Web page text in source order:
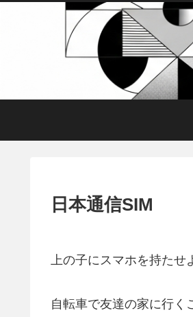
日本通信SIM
上の子にスマホを持たせ
自転車で友達の家に行く